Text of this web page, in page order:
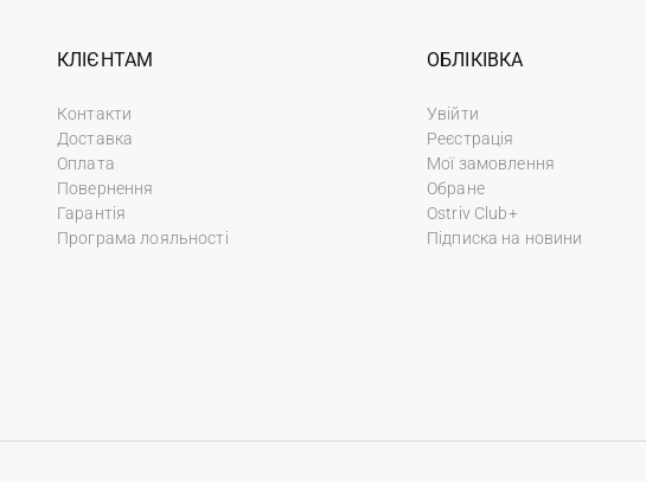
КЛІЄНТАМ
Контакти
Доставка
Оплата
Повернення
Гарантія
Програма лояльності
ОБЛІКІВКА
Увійти
Реєстрація
Мої замовлення
Обране
Ostriv Club+
Підписка на новини